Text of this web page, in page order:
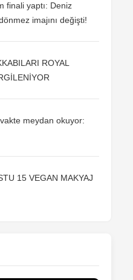
finali yaptı: Deniz
imajını değişti!
ROYAL
meydan okuyor:
15 VEGAN MAKYAJ